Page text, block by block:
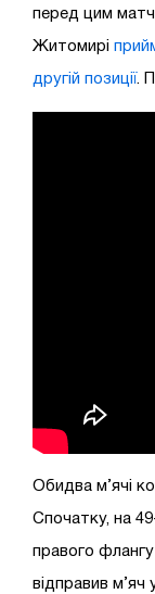
перед цим
Житомирі
другій позиції .
Обидва м’ячі
Спочатку, на
правого
відправив м’яч